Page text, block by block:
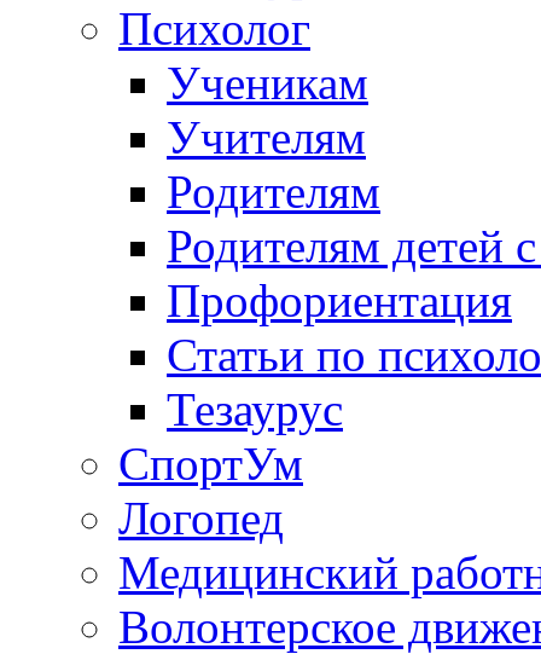
Психолог
Ученикам
Учителям
Родителям
Родителям детей
Профориентация
Статьи по
Тезаурус
СпортУм
Логопед
Медицинский
Волонтерское